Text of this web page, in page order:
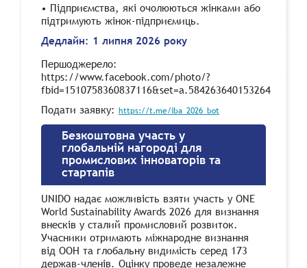
• Підприємства, які очолюються жінками або
підтримують жінок-підприємиць.
Дедлайн: 1 липня 2026 року
Першоджерело:
https://www.facebook.com/photo/?
fbid=1510758360837116&set=a.584263640153264
Подати заявку: https://t.me/iba_2026_bot
Безкоштовна участь у
глобальній нагороді для
промислових інноваторів та
стартапів
UNIDO надає можливість взяти участь у ONE
World Sustainability Awards 2026 для визнання
внесків у сталий промисловий розвиток.
Учасники отримають міжнародне визнання
від ООН та глобальну видимість серед 173
держав-членів. Оцінку проведе незалежне